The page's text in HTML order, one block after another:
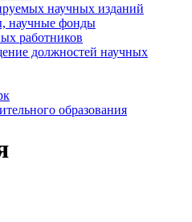
научных изданий
научные фонды
работников
должностей научных
образования